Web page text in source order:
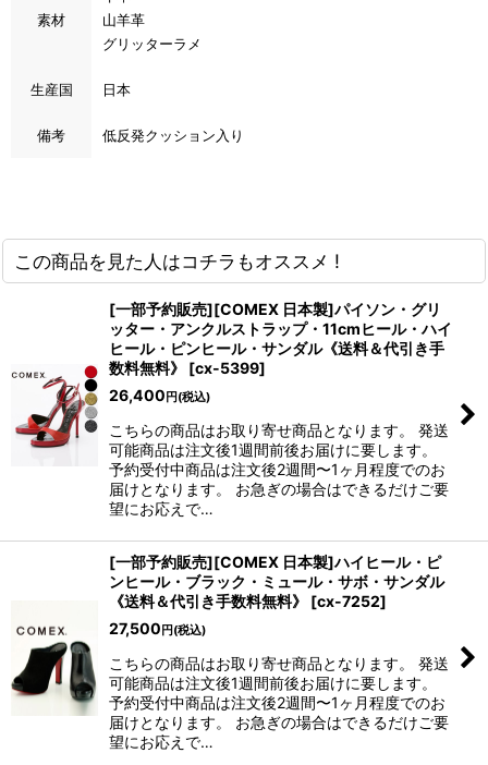
素材
山羊革
グリッターラメ
生産国 日本
備考 低反発クッション入り
この商品を見た人はコチラもオススメ !
[一部予約販売][COMEX 日本製]パイソン・グリ
ッター・アンクルストラップ・11cmヒール・ハイ
ヒール・ピンヒール・サンダル《送料＆代引き手
数料無料》
[cx-5399]
26,400 円 (税込)
こちらの商品はお取り寄せ商品となります。 発送
可能商品は注文後1週間前後お届けに要します。
予約受付中商品は注文後2週間〜1ヶ月程度でのお
届けとなります。 お急ぎの場合はできるだけご要
望にお応えで…
[一部予約販売][COMEX 日本製]ハイヒール・ピ
ンヒール・ブラック・ミュール・サボ・サンダル
《送料＆代引き手数料無料》
[cx-7252]
27,500 円 (税込)
こちらの商品はお取り寄せ商品となります。 発送
可能商品は注文後1週間前後お届けに要します。
予約受付中商品は注文後2週間〜1ヶ月程度でのお
届けとなります。 お急ぎの場合はできるだけご要
望にお応えで…